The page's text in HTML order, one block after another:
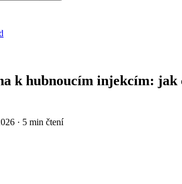
k hubnoucím injekcím: jak
· 5 min čtení